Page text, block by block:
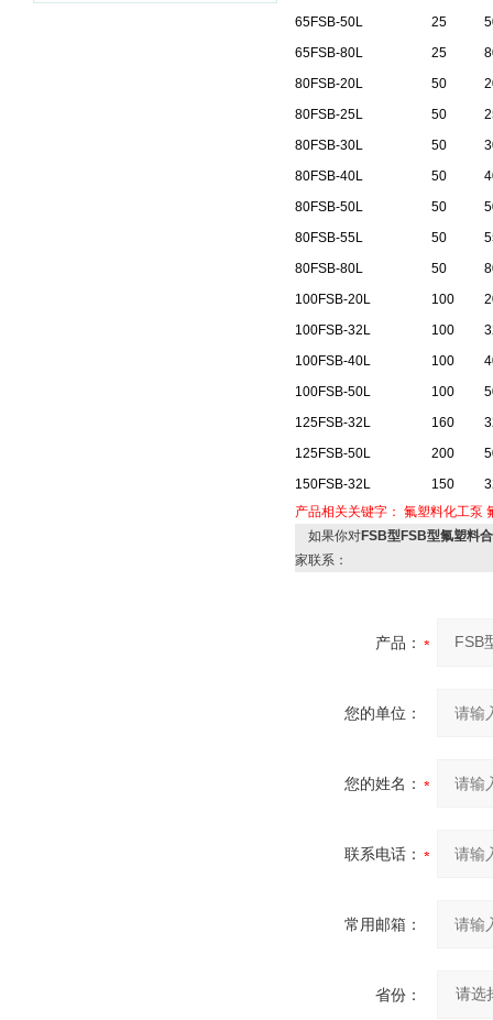
65FSB-50L
25
65FSB-80L
25
80FSB-20L
50
80FSB-25L
50
80FSB-30L
50
80FSB-40L
50
80FSB-50L
50
80FSB-55L
50
80FSB-80L
50
100FSB-20L
100
100FSB-32L
100
100FSB-40L
100
100FSB-50L
100
125FSB-32L
160
125FSB-50L
200
150FSB-32L
150
产品相关关键字： 氟塑料化工泵
如果你对FSB型FSB型氟塑料
家联系：
产品：
您的单位：
您的姓名：
联系电话：
常用邮箱：
省份：